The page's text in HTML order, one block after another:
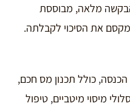
מלאה, מבוססת
את הסיכוי לקבלתה.
הכנסה, כולל תכנון מס חכם,
מיסוי מיטביים, טיפול